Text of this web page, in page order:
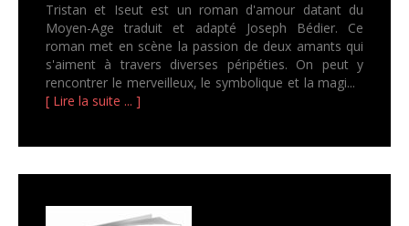
Tristan et Iseut est un roman d'amour datant du
Moyen-Age traduit et adapté Joseph Bédier. Ce
roman met en scène la passion de deux amants qui
s'aiment à travers diverses péripéties. On peut y
rencontrer le merveilleux, le symbolique et la magi...
[ Lire la suite ... ]